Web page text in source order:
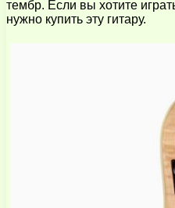
тембр. Если вы хотите
нужно купить эту гитару.